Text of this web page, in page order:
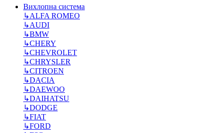
Вихлопна система
↳ALFA ROMEO
↳AUDI
↳BMW
↳CHERY
↳CHEVROLET
↳CHRYSLER
↳CITROEN
↳DACIA
↳DAEWOO
↳DAIHATSU
↳DODGE
↳FIAT
↳FORD